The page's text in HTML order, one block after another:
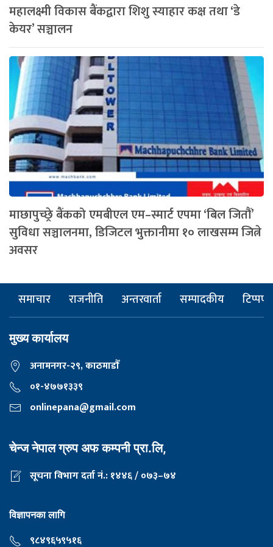
महालक्ष्मी विकास बैंकद्वारा शिशु स्याहार कक्ष तथा ‘डे
केयर’ सञ्चालन
माछापुच्छ्रे बैंकको एमबीएल एम–स्मार्ट एपमा ‘बिल जितौं’
सुविधा सञ्चालनमा, डिजिटल भुक्तानीमा १० लाखसम्म जित्ने
अवसर
समाचार राजनीति अन्तरवार्ता सम्पादकीय टिप्पणी
मुख्य कार्यालय
अनामनगर-२९, काठमाडाैँ
०१-४७७१३३९
onlinepana@gmail.com
चेन्ज नेपाल ग्रुप अफ कम्पनी प्रा.लि,
सूचना विभाग दर्ता नं.: १४४६ / ०७३–७४
विज्ञापनका लागि
९८४९६५९५१६